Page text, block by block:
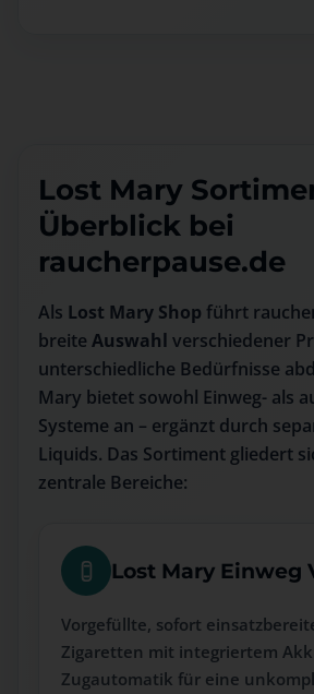
Lost Mary
Überblick bei
raucherpause.de
Als Lost Mary Shop führt
breite Auswahl verschiedener
unterschiedliche Bedürfnisse
Mary bietet sowohl Einweg- als
Systeme an – ergänzt durch
Liquids. Das Sortiment gliedert
zentrale Bereiche:
Lost Mary Einweg
Vorgefüllte, sofort
Zigaretten mit integriertem
Zugautomatik für eine